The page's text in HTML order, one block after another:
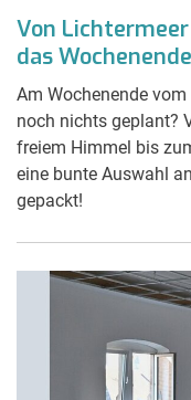
Von
das
Am Wochenende
noch nichts geplant?
freiem Himmel bis
eine bunte Auswahl
gepackt!